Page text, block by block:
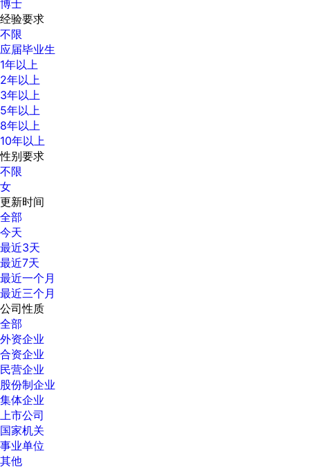
博士
经验要求
不限
应届毕业生
1年以上
2年以上
3年以上
5年以上
8年以上
10年以上
性别要求
不限
女
更新时间
全部
今天
最近3天
最近7天
最近一个月
最近三个月
公司性质
全部
外资企业
合资企业
民营企业
股份制企业
集体企业
上市公司
国家机关
事业单位
其他